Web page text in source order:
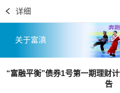
详细
关于富滇
“富融平衡”债券1号第一期理财
告